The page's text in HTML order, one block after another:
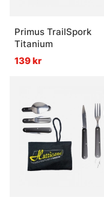
Primus TrailSpork
Titanium
139 kr